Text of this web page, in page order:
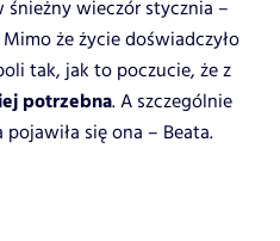
śnieżny wieczór stycznia –
że życie doświadczyło
tak, jak to poczucie, że z
potrzebna. A szczególnie
się ona – Beata.